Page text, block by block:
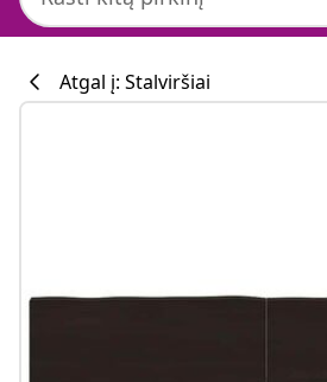
Atgal į: Stalviršiai